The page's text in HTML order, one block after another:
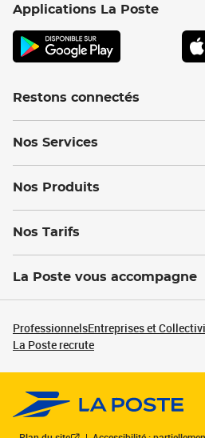
Applications La Poste
Restons connectés
Nos Services
Nos Produits
Nos Tarifs
La Poste vous accompagne
ProfessionnelsEntreprises et
La Poste recrute